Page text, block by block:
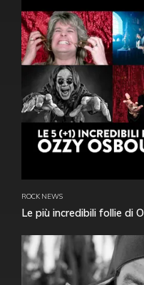
ROCK NEWS
Le più incredibili follie di